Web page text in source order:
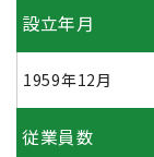
設立年月
1959年12月
従業員数